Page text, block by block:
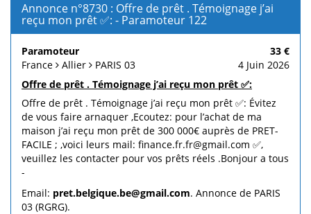
Annonce n°8730 : Offre de prêt . Témoignage j’ai
reçu mon prêt ✅: - Paramoteur 122
Paramoteur
33 €
France
Allier PARIS 03
4 Juin 2026
Offre de prêt . Témoignage j’ai reçu mon prêt ✅:
Offre de prêt . Témoignage j’ai reçu mon prêt ✅: Évitez
de vous faire arnaquer ,Ecoutez: pour l’achat de ma
maison j’ai reçu mon prêt de 300 000€ auprès de PRET-
FACILE ; ,voici leurs mail: finance.fr.fr@gmail.com ✅,
veuillez les contacter pour vos prêts réels .Bonjour a tous
-
Email: pret.belgique.be@gmail.com. Annonce de PARIS
03 (RGRG).